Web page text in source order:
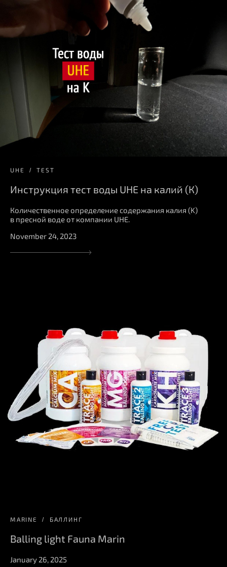
UHE TEST
Инструкция тест воды UHE на калий (К)
Количественное определение содержания калия (K)
в пресной воде от компании UHE.
November 24, 2023
MARINE БАЛЛИНГ
Balling light Fauna Marin
January 26, 2025